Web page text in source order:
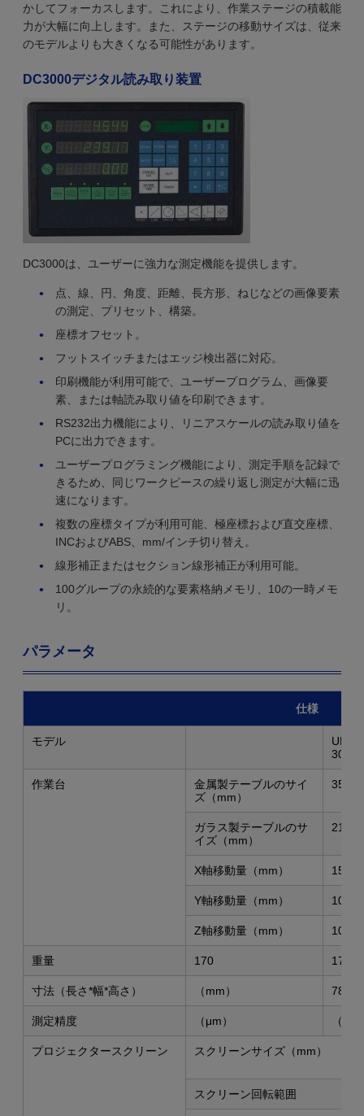
かしてフォーカスします。これにより、作業ステージの積載能
力が大幅に向上します。また、ステージの移動サイズは、従来
のモデルよりも大きくなる可能性があります。
DC3000デジタル読み取り装置
DC3000は、ユーザーに強力な測定機能を提供します。
点、線、円、角度、距離、長方形、ねじなどの画像要素
の測定、プリセット、構築。
座標オフセット。
フットスイッチまたはエッジ検出器に対応。
印刷機能が利用可能で、ユーザープログラム、画像要
素、または軸読み取り値を印刷できます。
RS232出力機能により、リニアスケールの読み取り値を
PCに出力できます。
ユーザープログラミング機能により、測定手順を記録で
きるため、同じワークピースの繰り返し測定が大幅に迅
速になります。
複数の座標タイプが利用可能、極座標および直交座標、
INCおよびABS、mm/インチ切り替え。
線形補正またはセクション線形補正が利用可能。
100グループの永続的な要素格納メモリ、10の一時メモ
リ。
パラメータ
仕様
モデル
作業台
金属製テーブルのサイ
ズ（mm）
ガラス製テーブルのサ
イズ（mm）
X軸移動量（mm） 150
Y軸移動量（mm） 100
Z軸移動量（mm） 100
重量 170 175
寸法（長さ*幅*高さ） （mm）
測定精度 （μm） （
プロジェクタースクリーン スクリーンサイズ（mm）
スクリーン回転範囲